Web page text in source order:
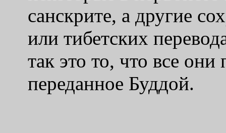
санскрите, а другие
или тибетских
так это то, что все
переданное Буддой.